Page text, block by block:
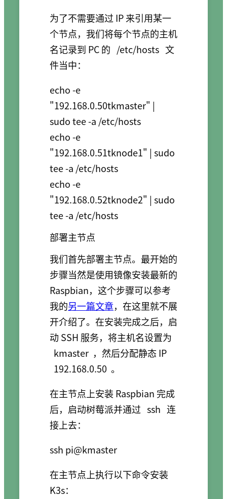
为了不需要通过 IP 来引用某一
个节点，我们将每个节点的主机
名记录到 PC 的 /etc/hosts 文
件当中：
echo -e
"192.168.0.50tkmaster" |
sudo tee -a /etc/hosts
echo -e
"192.168.0.51tknode1" | sudo
tee -a /etc/hosts
echo -e
"192.168.0.52tknode2" | sudo
tee -a /etc/hosts
部署主节点
我们首先部署主节点。最开始的
步骤当然是使用镜像安装最新的
Raspbian，这个步骤可以参考
我的另一篇文章，在这里就不展
开介绍了。在安装完成之后，启
动 SSH 服务，将主机名设置为
kmaster ，然后分配静态 IP
192.168.0.50 。
在主节点上安装 Raspbian 完成
后，启动树莓派并通过 ssh 连
接上去：
ssh pi@kmaster
在主节点上执行以下命令安装
K3s：